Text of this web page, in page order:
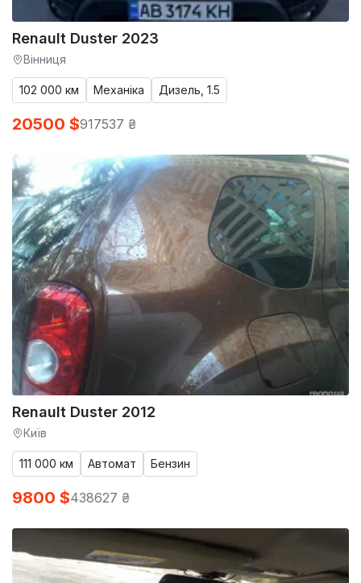
Renault Duster 2023
Вінниця
102 000 км Механіка Дизель, 1.5
20500 $917537 ₴
Renault Duster 2012
Київ
111 000 км Автомат Бензин
9800 $438627 ₴